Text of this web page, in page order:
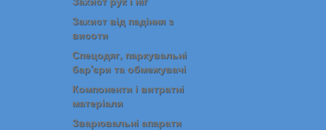
Захист від падіння з
висоти
Спецодяг, паркувальні
бар'єри та обмежувачі
Компоненти і витратні
матеріали
Зварювальні апарати